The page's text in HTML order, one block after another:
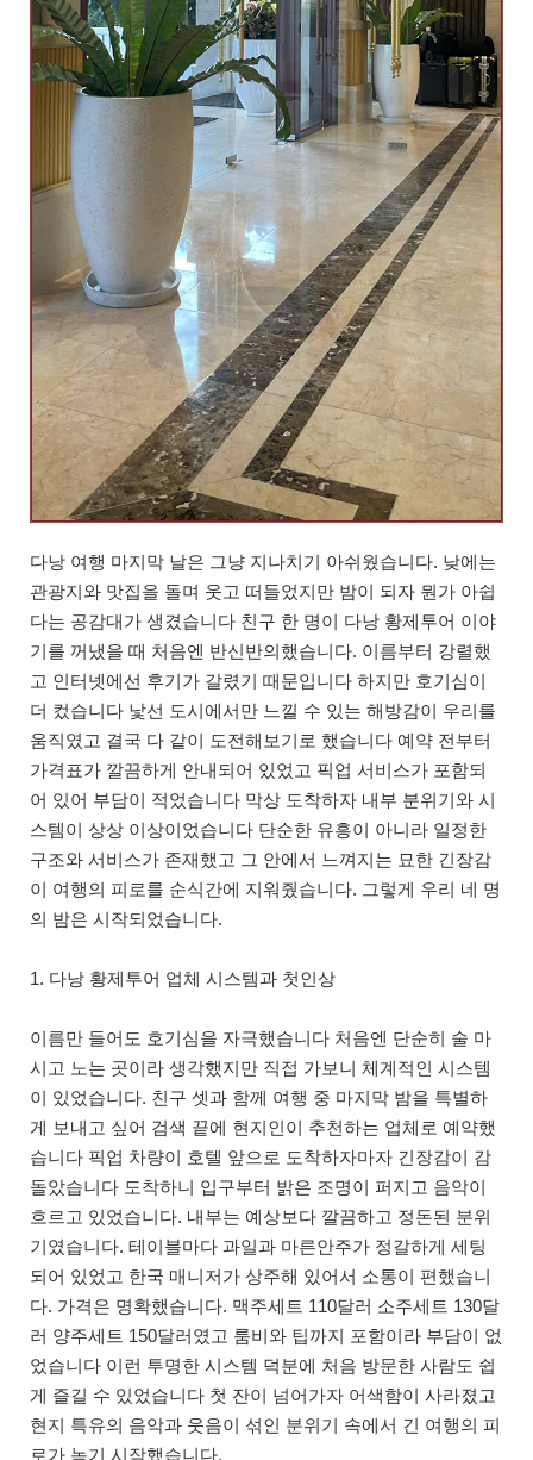
다낭 여행 마지막 날은 그냥 지나치기 아쉬웠습니다. 낮에는
관광지와 맛집을 돌며 웃고 떠들었지만 밤이 되자 뭔가 아쉽
다는 공감대가 생겼습니다 친구 한 명이 다낭 황제투어 이야
기를 꺼냈을 때 처음엔 반신반의했습니다. 이름부터 강렬했
고 인터넷에선 후기가 갈렸기 때문입니다 하지만 호기심이
더 컸습니다 낯선 도시에서만 느낄 수 있는 해방감이 우리를
움직였고 결국 다 같이 도전해보기로 했습니다 예약 전부터
가격표가 깔끔하게 안내되어 있었고 픽업 서비스가 포함되
어 있어 부담이 적었습니다 막상 도착하자 내부 분위기와 시
스템이 상상 이상이었습니다 단순한 유흥이 아니라 일정한
구조와 서비스가 존재했고 그 안에서 느껴지는 묘한 긴장감
이 여행의 피로를 순식간에 지워줬습니다. 그렇게 우리 네 명
의 밤은 시작되었습니다.
1. 다낭 황제투어 업체 시스템과 첫인상
이름만 들어도 호기심을 자극했습니다 처음엔 단순히 술 마
시고 노는 곳이라 생각했지만 직접 가보니 체계적인 시스템
이 있었습니다. 친구 셋과 함께 여행 중 마지막 밤을 특별하
게 보내고 싶어 검색 끝에 현지인이 추천하는 업체로 예약했
습니다 픽업 차량이 호텔 앞으로 도착하자마자 긴장감이 감
돌았습니다 도착하니 입구부터 밝은 조명이 퍼지고 음악이
흐르고 있었습니다. 내부는 예상보다 깔끔하고 정돈된 분위
기였습니다. 테이블마다 과일과 마른안주가 정갈하게 세팅
되어 있었고 한국 매니저가 상주해 있어서 소통이 편했습니
다. 가격은 명확했습니다. 맥주세트 110달러 소주세트 130달
러 양주세트 150달러였고 룸비와 팁까지 포함이라 부담이 없
었습니다 이런 투명한 시스템 덕분에 처음 방문한 사람도 쉽
게 즐길 수 있었습니다 첫 잔이 넘어가자 어색함이 사라졌고
현지 특유의 음악과 웃음이 섞인 분위기 속에서 긴 여행의 피
로가 녹기 시작했습니다.